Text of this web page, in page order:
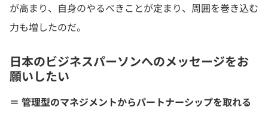
が高まり、自身のやるべきことが定まり、周囲を巻き込む
力も増したのだ。
日本のビジネスパーソンへのメッセージをお
願いしたい
＝ 管理型のマネジメントからパートナーシップを取れる